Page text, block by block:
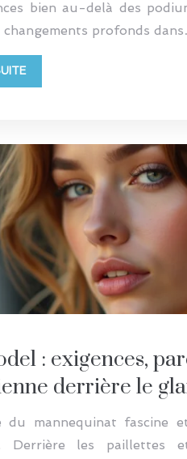
bien au-delà des
profonds
: exigences,
derrière le
du mannequinat fascine
Derrière les paillettes